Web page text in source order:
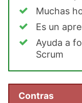
Muchas
Es un
Ayuda a
Scrum
Contras